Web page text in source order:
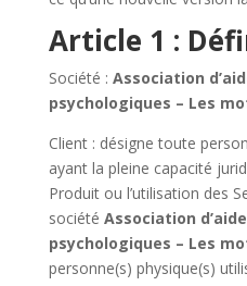
Article 1 :
Société : Association
psychologiques – Les
Client : désigne toute
ayant la pleine capacité
Produit ou l’utilisation des
société Association
psychologiques – Les
personne(s) physique(s)